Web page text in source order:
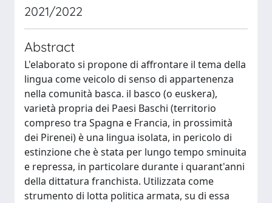
2021/2022
Abstract
L'elaborato si propone di affrontare il tema della
lingua come veicolo di senso di appartenenza
nella comunità basca. il basco (o euskera),
varietà propria dei Paesi Baschi (territorio
compreso tra Spagna e Francia, in prossimità
dei Pirenei) è una lingua isolata, in pericolo di
estinzione che è stata per lungo tempo sminuita
e repressa, in particolare durante i quarant'anni
della dittatura franchista. Utilizzata come
strumento di lotta politica armata, su di essa